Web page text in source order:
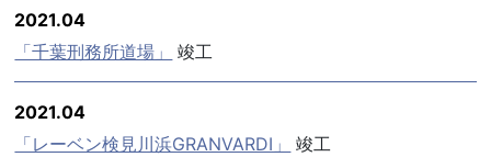
2021.04
「千葉刑務所道場」
竣工
2021.04
「レーベン検見川浜GRANVARDI」
竣工